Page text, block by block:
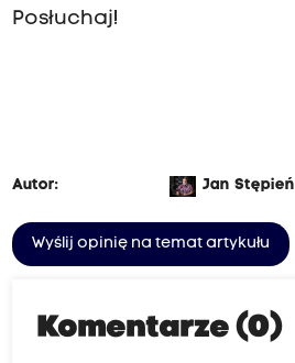
Posłuchaj!
Autor: Jan Stępień
Wyślij opinię na temat artykułu
Komentarze (0)